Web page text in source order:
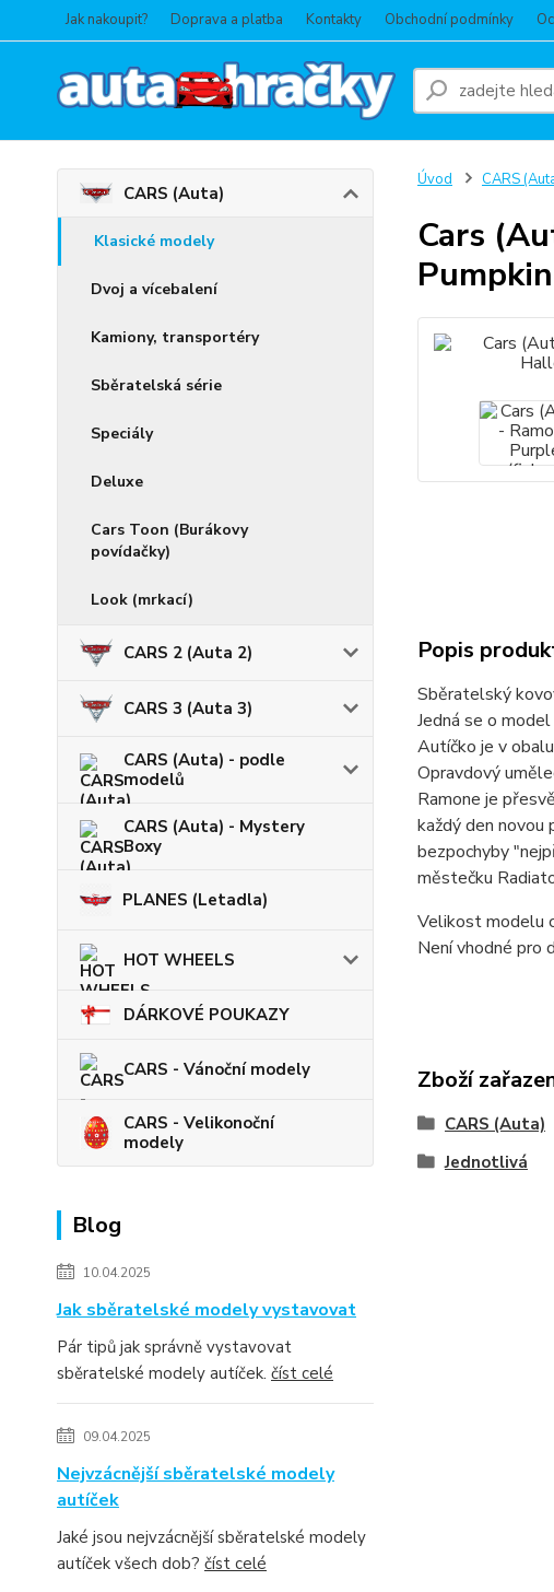
Jak nakoupit? Doprava a platba Kontakty Obchodní podmínky
CARS (Auta)
Klasické modely
Dvoj a vícebalení
Kamiony, transportéry
Sběratelská série
Speciály
Deluxe
Cars Toon (Burákovy
povídačky)
Look (mrkací)
CARS 2 (Auta 2)
CARS 3 (Auta 3)
CARS (Auta) - podle
modelů
CARS (Auta) - Mystery
Boxy
PLANES (Letadla)
HOT WHEELS
DÁRKOVÉ POUKAZY
CARS - Vánoční modely
CARS - Velikonoční
modely
Blog
10.04.2025
Jak sběratelské modely vystavovat
Pár tipů jak správně vystavovat
sběratelské modely autíček. číst celé
09.04.2025
Nejvzácnější sběratelské modely
autíček
Jaké jsou nejvzácnější sběratelské modely
autíček všech dob? číst celé
Úvod CARS
Cars
Popis
Sběratelský
Jedná se o
Autíčko je v
Opravdový
Ramone je
každý den novou
bezpochyby
městečku
Velikost modelu
Není vhodné pro
Zboží
CARS (Auta)
Jednotlivá